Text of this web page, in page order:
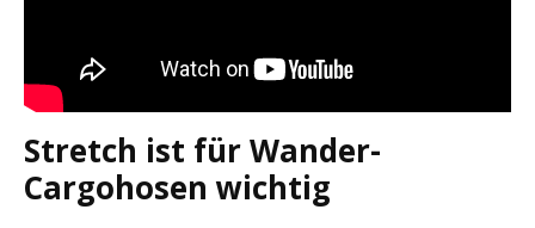
Stretch ist für Wander-
Cargohosen wichtig